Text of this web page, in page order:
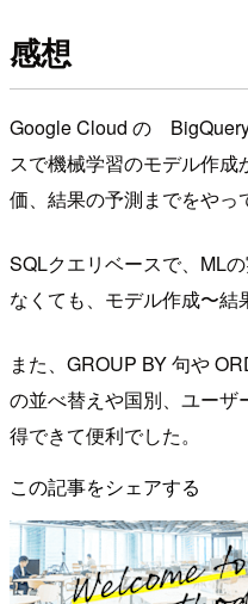
感想
Google Cloud の
スで機械学習のモデル作
価、結果の予測までをやっ
SQLクエリベースで、ML
なくても、モデル作成〜結
また、GROUP BY 句や
の並べ替えや国別、ユーザ
得できて便利でした。
この記事をシェアする